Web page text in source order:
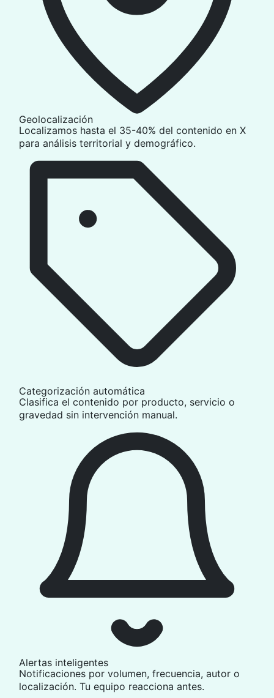
Geolocalización
Localizamos hasta el 35-40% del contenido en X
para análisis territorial y demográfico.
Categorización automática
Clasifica el contenido por producto, servicio o
gravedad sin intervención manual.
Alertas inteligentes
Notificaciones por volumen, frecuencia, autor o
localización. Tu equipo reacciona antes.